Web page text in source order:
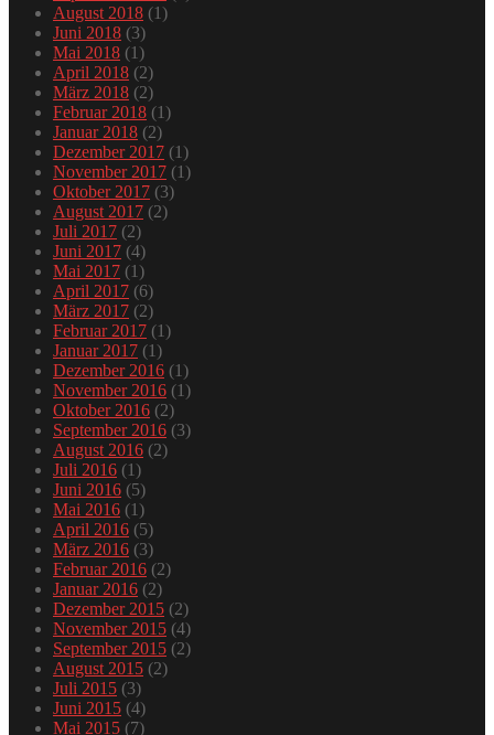
August 2018 (1)
Juni 2018 (3)
Mai 2018 (1)
April 2018 (2)
März 2018 (2)
Februar 2018 (1)
Januar 2018 (2)
Dezember 2017 (1)
November 2017 (1)
Oktober 2017 (3)
August 2017 (2)
Juli 2017 (2)
Juni 2017 (4)
Mai 2017 (1)
April 2017 (6)
März 2017 (2)
Februar 2017 (1)
Januar 2017 (1)
Dezember 2016 (1)
November 2016 (1)
Oktober 2016 (2)
September 2016 (3)
August 2016 (2)
Juli 2016 (1)
Juni 2016 (5)
Mai 2016 (1)
April 2016 (5)
März 2016 (3)
Februar 2016 (2)
Januar 2016 (2)
Dezember 2015 (2)
November 2015 (4)
September 2015 (2)
August 2015 (2)
Juli 2015 (3)
Juni 2015 (4)
Mai 2015 (7)